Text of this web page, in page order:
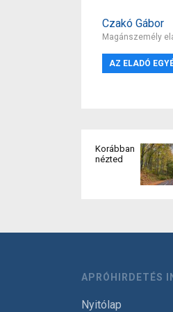
Czakó Gábor
Magánszemély
AZ ELADÓ
Korábban
nézted
APRÓHIRDETÉS
Nyitólap